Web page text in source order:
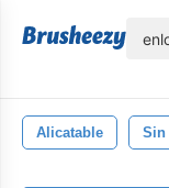
Alicatable Sin